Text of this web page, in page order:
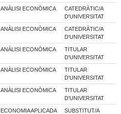
ANÀLISI ECONÒMICA
CATEDRÀTIC/A
D'UNIVERSITAT
ANÀLISI ECONÒMICA
CATEDRÀTIC/A
D'UNIVERSITAT
ANÀLISI ECONÒMICA
TITULAR
D'UNIVERSITAT
ANÀLISI ECONÒMICA
TITULAR
D'UNIVERSITAT
ANÀLISI ECONÒMICA
TITULAR
D'UNIVERSITAT
ECONOMIA APLICADA SUBSTITUT/A